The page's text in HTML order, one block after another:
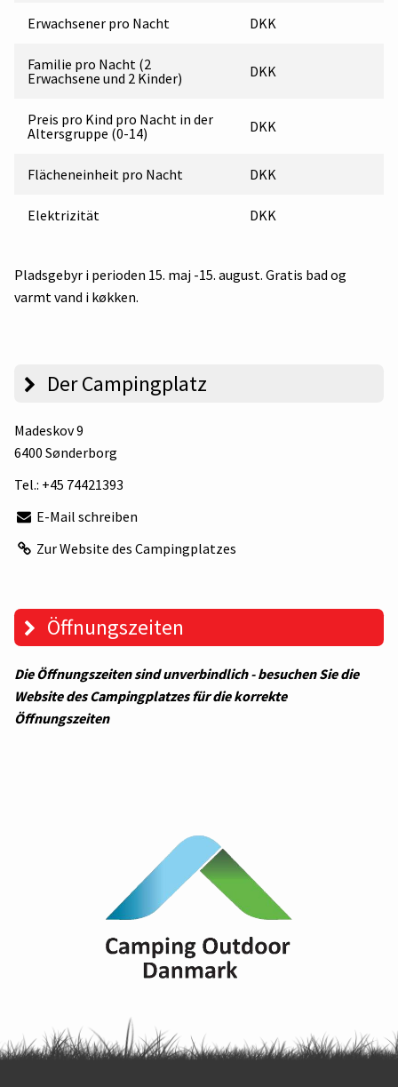
Erwachsener pro Nacht DKK
Familie pro Nacht (2
Erwachsene und 2 Kinder)
DKK
Preis pro Kind pro Nacht in der
Altersgruppe (0-14)
DKK
Flächeneinheit pro Nacht DKK
Elektrizität DKK
Pladsgebyr i perioden 15. maj -15. august. Gratis bad og
varmt vand i køkken.
Der Campingplatz
Madeskov 9
6400 Sønderborg
Tel.: +45 74421393
E-Mail schreiben
Zur Website des Campingplatzes
Öffnungszeiten
Die Öffnungszeiten sind unverbindlich - besuchen Sie die
Website des Campingplatzes für die korrekte
Öffnungszeiten